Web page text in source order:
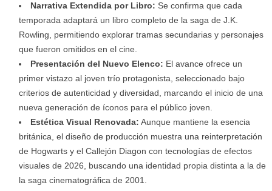
Narrativa Extendida por Libro: Se confirma que cada
temporada adaptará un libro completo de la saga de J.K.
Rowling, permitiendo explorar tramas secundarias y personajes
que fueron omitidos en el cine.
Presentación del Nuevo Elenco: El avance ofrece un
primer vistazo al joven trío protagonista, seleccionado bajo
criterios de autenticidad y diversidad, marcando el inicio de una
nueva generación de íconos para el público joven.
Estética Visual Renovada: Aunque mantiene la esencia
británica, el diseño de producción muestra una reinterpretación
de Hogwarts y el Callejón Diagon con tecnologías de efectos
visuales de 2026, buscando una identidad propia distinta a la de
la saga cinematográfica de 2001.